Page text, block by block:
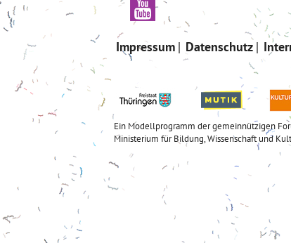
Impressum Datenschutz
Ein Modellprogramm der gemeinnützigen
Ministerium für Bildung, Wissenschaft und